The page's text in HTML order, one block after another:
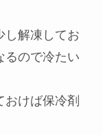
し解凍してお
るので冷たい
けば保冷剤